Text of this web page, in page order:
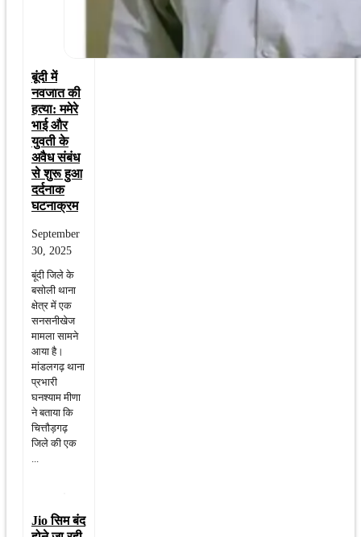
बूंदी में
नवजात की
हत्या: ममेरे
भाई और
युवती के
अवैध संबंध
से शुरू हुआ
दर्दनाक
घटनाक्रम
September
30, 2025
बूंदी जिले के
बसोली थाना
क्षेत्र में एक
सनसनीखेज
मामला सामने
आया है।
मांडलगढ़ थाना
प्रभारी
घनश्याम मीणा
ने बताया कि
चित्तौड़गढ़
जिले की एक
Jio सिम बंद